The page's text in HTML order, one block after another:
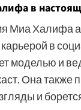
в
Миа Халифа
в
моделью и
Она также
и